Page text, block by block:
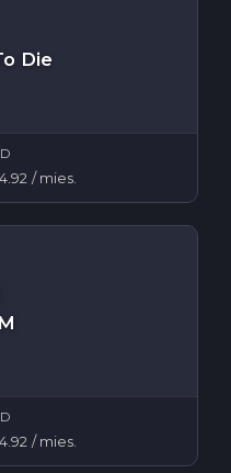
Die
/ mies.
/ mies.